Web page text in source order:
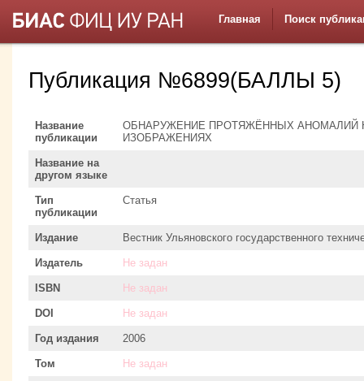
Главная Поиск
Публикация №6899(БАЛЛЫ 5)
Название
публикации
ОБНАРУЖЕНИЕ ПРОТЯЖЁННЫХ АНОМАЛИЙ
ИЗОБРАЖЕНИЯХ
Название на
другом языке
Тип
публикации
Статья
Издание Вестник Ульяновского государственного
Издатель Не задан
ISBN Не задан
DOI Не задан
Год издания 2006
Том Не задан